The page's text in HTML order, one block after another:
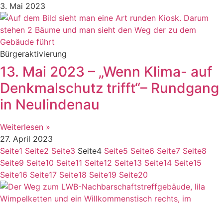
3. Mai 2023
Bürgeraktivierung
13. Mai 2023 – „Wenn Klima- auf
Denkmalschutz trifft“– Rundgang
in Neulindenau
Weiterlesen »
27. April 2023
Seite1 Seite2 Seite3 Seite4 Seite5 Seite6 Seite7 Seite8
Seite9 Seite10 Seite11 Seite12 Seite13 Seite14 Seite15
Seite16 Seite17 Seite18 Seite19 Seite20